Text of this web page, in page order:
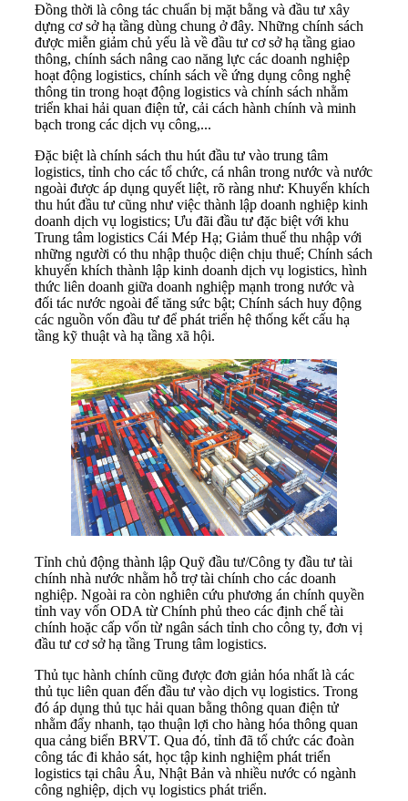
Đồng thời là công tác chuẩn bị mặt bằng và đầu tư xây
dựng cơ sở hạ tầng dùng chung ở đây. Những chính sách
được miễn giảm chủ yếu là về đầu tư cơ sở hạ tầng giao
thông, chính sách nâng cao năng lực các doanh nghiệp
hoạt động logistics, chính sách về ứng dụng công nghệ
thông tin trong hoạt động logistics và chính sách nhằm
triển khai hải quan điện tử, cải cách hành chính và minh
bạch trong các dịch vụ công,...
Đặc biệt là chính sách thu hút đầu tư vào trung tâm
logistics, tỉnh cho các tổ chức, cá nhân trong nước và nước
ngoài được áp dụng quyết liệt, rõ ràng như: Khuyến khích
thu hút đầu tư cũng như việc thành lập doanh nghiệp kinh
doanh dịch vụ logistics; Ưu đãi đầu tư đặc biệt với khu
Trung tâm logistics Cái Mép Hạ; Giảm thuế thu nhập với
những người có thu nhập thuộc diện chịu thuế; Chính sách
khuyến khích thành lập kinh doanh dịch vụ logistics, hình
thức liên doanh giữa doanh nghiệp mạnh trong nước và
đối tác nước ngoài để tăng sức bật; Chính sách huy động
các nguồn vốn đầu tư để phát triển hệ thống kết cấu hạ
tầng kỹ thuật và hạ tầng xã hội.
Tỉnh chủ động thành lập Quỹ đầu tư/Công ty đầu tư tài
chính nhà nước nhằm hỗ trợ tài chính cho các doanh
nghiệp. Ngoài ra còn nghiên cứu phương án chính quyền
tỉnh vay vốn ODA từ Chính phủ theo các định chế tài
chính hoặc cấp vốn từ ngân sách tỉnh cho công ty, đơn vị
đầu tư cơ sở hạ tầng Trung tâm logistics.
Thủ tục hành chính cũng được đơn giản hóa nhất là các
thủ tục liên quan đến đầu tư vào dịch vụ logistics. Trong
đó áp dụng thủ tục hải quan bằng thông quan điện tử
nhằm đẩy nhanh, tạo thuận lợi cho hàng hóa thông quan
qua cảng biển BRVT. Qua đó, tỉnh đã tổ chức các đoàn
công tác đi khảo sát, học tập kinh nghiệm phát triển
logistics tại châu Âu, Nhật Bản và nhiều nước có ngành
công nghiệp, dịch vụ logistics phát triển.